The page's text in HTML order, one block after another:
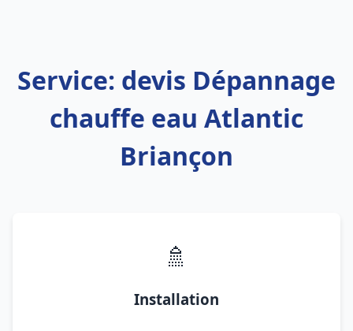
Service: devis Dépannage
chauffe eau Atlantic
Briançon
🚿
Installation